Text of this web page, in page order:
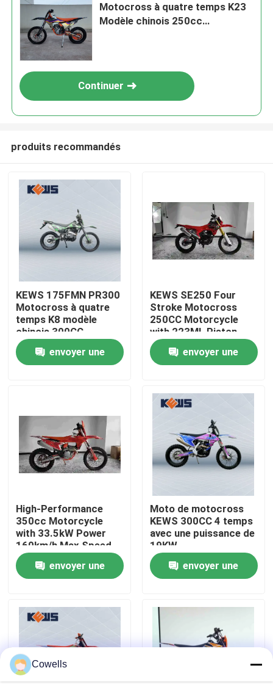
Maison
Au sujet de nous
Visite d'usine
Contactez-nous
Blog
4 motos d'Enduro de course
Deux motos d'Enduro de course
Motos de rassemblement
Motocross à quatre temps K23
Modèle chinois 250cc
Continuer
produits recommandés
KEWS 175FMN PR300
Motocross à quatre
temps K8 modèle
chinois 300CC
Motocycle
Motocyclesenvoyer une
KEWS SE250 Four
Stroke Motocross
250CC Motorcycle
with 223ML Piston
Displacement 15/8500
Maximum Power and
19/6500 Maximum
envoyer une
High-Performance
350cc Motorcycle
with 33.5kW Power
160km/h Max Speed
and 1460mm
Wheelbase for
Motocross
envoyer une
Moto de motocross
KEWS 300CC 4 temps
avec une puissance de
19KW
envoyer une
Cowells